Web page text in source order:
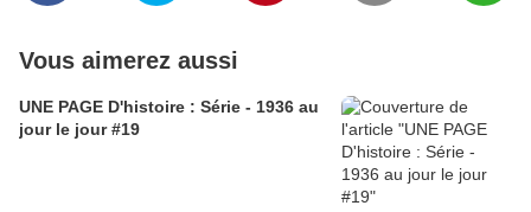
Vous aimerez aussi
UNE PAGE D'histoire : Série - 1936 au
jour le jour #19